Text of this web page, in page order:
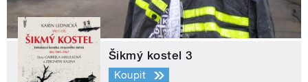
Šikmý kostel 3
Koupit